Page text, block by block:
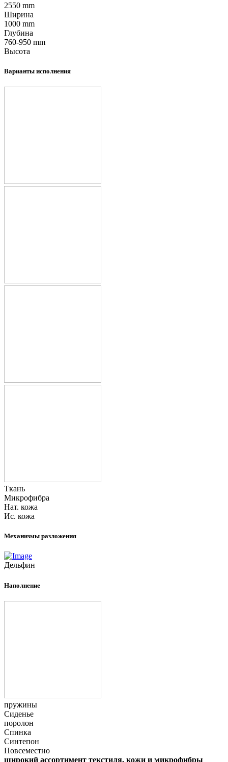
2550 mm
Ширина
1000 mm
Глубина
760-950 mm
Высота
Варианты исполнения
Ткань
Микрофибра
Нат. кожа
Ис. кожа
Механизмы разложения
Дельфин
Наполнение
пружины
Сиденье
поролон
Спинка
Синтепон
Повсеместно
широкий ассортимент текстиля, кожи и микрофибры